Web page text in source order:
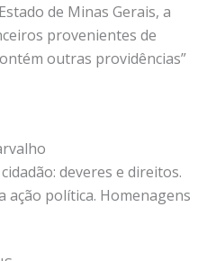
de Minas Gerais, a
provenientes de
outras providências”
deveres e direitos.
ação política. Homenagens